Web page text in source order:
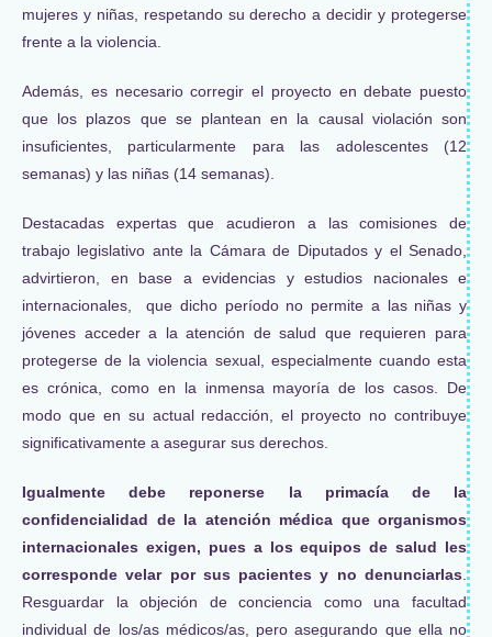
mujeres y niñas, respetando su derecho a decidir y protegerse
frente a la violencia.
Además, es necesario corregir el proyecto en debate puesto
que los plazos que se plantean en la causal violación son
insuficientes, particularmente para las adolescentes (12
semanas) y las niñas (14 semanas).
Destacadas expertas que acudieron a las comisiones de
trabajo legislativo ante la Cámara de Diputados y el Senado,
advirtieron, en base a evidencias y estudios nacionales e
internacionales, que dicho período no permite a las niñas y
jóvenes acceder a la atención de salud que requieren para
protegerse de la violencia sexual, especialmente cuando esta
es crónica, como en la inmensa mayoría de los casos. De
modo que en su actual redacción, el proyecto no contribuye
significativamente a asegurar sus derechos.
Igualmente debe reponerse la primacía de la
confidencialidad de la atención médica que organismos
internacionales exigen, pues a los equipos de salud les
corresponde velar por sus pacientes y no denunciarlas
Resguardar la objeción de conciencia como una facultad
individual de los/as médicos/as, pero asegurando que ella no